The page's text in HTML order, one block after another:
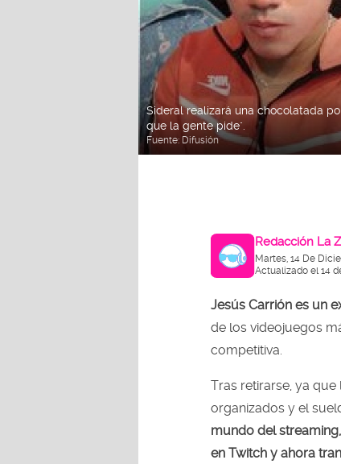
Sideral realizará una chocolatada
que la gente pide".
Fuente: Difusión
Redacción La
Martes, 14 De
Actualizado el 14
Jesús Carrión es un
de los videojuegos
competitiva.
Tras retirarse, ya
organizados y el
mundo del
en Twitch y ahora